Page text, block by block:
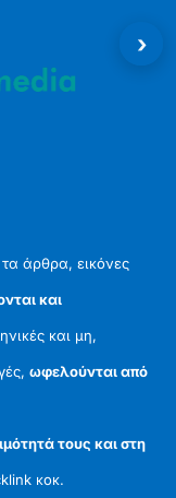
άρθρα, εικόνες
και
και μη,
ωφελούνται από
τους και στη
κοκ.
›